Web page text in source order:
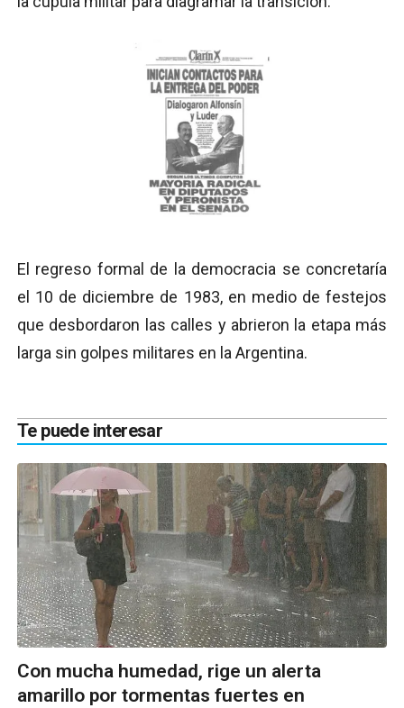
El regreso formal de la democracia se concretaría
el 10 de diciembre de 1983, en medio de festejos
que desbordaron las calles y abrieron la etapa más
larga sin golpes militares en la Argentina.
Te puede interesar
Con mucha humedad, rige un alerta
amarillo por tormentas fuertes en